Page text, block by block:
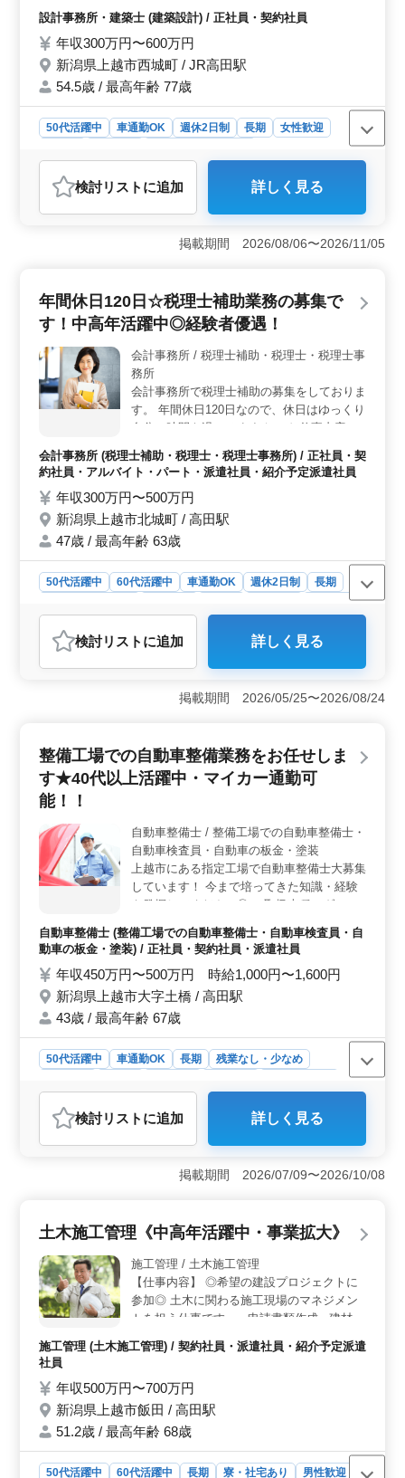
画書のチェック →工事全般の確認作業 等 →
打ち合わせ、現場調査業務 →CAD操作 備考
→作業着支給 →交通費支給 →資格手当支給
→車通勤可能 →週休2日制 年齢よりも経験
のある方募集しております＼＾＾／ お気軽
にお問い合わせください♪
設計事務所・建築士 (建築設計) / 正社員・契約社員
年収300万円〜600万円
新潟県上越市西城町 / JR高田駅
54.5歳 / 最高年齢 77歳
50代活躍中 車通勤OK 週休2日制 長期
女性歓迎
おすすめポイント
＜幅広い設計案件への挑戦＞ この求人では集合住宅、
店舗、工場、学校、公営住宅など多岐にわたる建築案件
調査まで一貫して担当するため、建築設計の全工程に関
プライベートと仕事の両立が図れます。交通費支給や資
格手当、作業着支給など福利厚生も充実しており、働き
やすい環境が整っています。車通勤が可能なので、通勤
も便利です。 ＜経験を重視した採用＞ この求人は
年齢よりも経験を重視しており、建築設計業務歴6年以上
の方を募集しています。1級建築士の資格をお持ちの方は
条件面で優遇されるため、資格と経験を活かしてキャリ
アアップを目指すことができます。女性の方も歓迎され
検討リスト に追加 詳しく見る
掲載期間 2026/08/06〜2026/11/05
年間休日120日☆税理士補助業務の募集で
す！中高年活躍中◎経験者優遇！
会計事務所 / 税理士補助・税理士・税理士事
務所
会計事務所で税理士補助の募集をしておりま
す。 年間休日120日なので、休日はゆっくり
自分の時間を過ごせます☆ 〜お仕事内容〜
の会計処理チェック（税務・会計監査） ・
各種税務申告書、届出書の作成 ・経営支援
業務 ・経営計画の策定支援、事業承継支
援、企業の合併、分割 〜特徴〜 ◎土日祝休
み ◎賞与あり ◎経験者優遇 ◎年間休日120
ついてもご相談可能です。 あなたからのご
応募お待ちしております！
会計事務所 (税理士補助・税理士・税理士事務所) / 正社員・契
約社員・アルバイト・パート・派遣社員・紹介予定派遣社員
年収300万円〜500万円
新潟県上越市北城町 / 高田駅
47歳 / 最高年齢 63歳
50代活躍中 60代活躍中 車通勤OK 週休2日制
長期
派遣社員
アルバイト・パート
おすすめポイント
＜税理士補助業務の募集＞ 新潟県上越市北城町に位置
する会計事務所では、税理士補助業務に携わる人材を募
集しています。この職場では中高年層の方々が積極的に
会計や経営支援業務など、税理士業務の補助業務を担当
します。具体的には、お客様の会計処理のチェックや各
種税務申告書の作成、経営計画の策定支援など、幅広い
業務に携わります。経験者の方は、給与や勤務条件につ
いても柔軟に対応いたします。 ＜特徴＞ 土日祝日
がしっかりと休みであり、年間休日が120日と充実してい
ます。さらに、賞与は年3回支給されるため、安定した収
入を得ることが可能です。経験者を優遇する方針を採用
しており、経験を活かして活躍できる環境が整っていま
検討リスト に追加 詳しく見る
掲載期間 2026/05/25〜2026/08/24
整備工場での自動車整備業務をお任せしま
す★40代以上活躍中・マイカー通勤可
能！！
自動車整備士 / 整備工場での自動車整備士・
自動車検査員・自動車の板金・塗装
上越市にある指定工場で自動車整備士大募集
しています！ 今まで培ってきた知識・経験
を発揮してください◎ ＊取扱車種：ダンプ
・大型ダンプトラック・生コンミキサー車な
どの整備車検 ・ショベル・クレーン・除雪
車など各種建設機械の整備車検 ・自動車整
備士の専門知識を必要とする業務 ・冬季の
道路除排雪作業（除雪車運転・除雪車助手な
マイカー通勤可能 ・残業少なめ 是非今まで
の経験を活かして一緒に働きませんか？ ご
自動車整備士 (整備工場での自動車整備士・自動車検査員・自
動車の板金・塗装) / 正社員・契約社員・派遣社員
年収450万円〜500万円 時給1,000円〜1,600円
新潟県上越市大字土橋 / 高田駅
43歳 / 最高年齢 67歳
50代活躍中 車通勤OK 長期
残業なし・少なめ
おすすめポイント
＜高収入と安定した職場環境＞ この自動車整備士求人
では、年収450万円〜500万円、時給1,000円〜1,600円と
自分のスキルを存分に発揮できる環境です。 ＜経験
の方を歓迎しており、ダンプやミキサー車、建設機械の
す。 ＜通勤の利便性と充実した福利厚生＞ マイカ
ー通勤が可能で、通勤手当が実費支給されるため、通勤
費用の負担を軽減できます。また、就業場所が新潟県上
越市とアクセスしやすい立地にあり、車通勤がしやすい
環境です。
検討リスト に追加 詳しく見る
掲載期間 2026/07/09〜2026/10/08
土木施工管理《中高年活躍中・事業拡大》
施工管理 / 土木施工管理
【仕事内容】 ◎希望の建設プロジェクトに
参加◎ 土木に関わる施工現場のマネジメン
トを担う仕事です。 ●申請書類作成 ●建材を
す。
施工管理 (土木施工管理) / 契約社員・派遣社員・紹介予定派遣
社員
年収500万円〜700万円
新潟県上越市飯田 / 高田駅
51.2歳 / 最高年齢 68歳
50代活躍中 60代活躍中 長期 寮・社宅あり
男性歓迎